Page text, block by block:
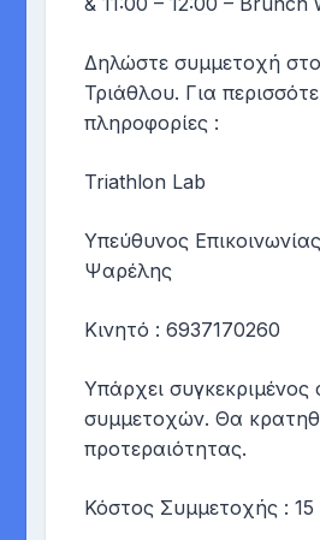
Δηλώστε συμμετοχή στο
Τριάθλου. Για
πληροφορίες :
Triathlon Lab
Υπεύθυνος
Ψαρέλης
Κινητό : 6937170260
Υπάρχει συγκεκριμένος
συμμετοχών. Θα
προτεραιότητας.
Κόστος Συμμετοχής :